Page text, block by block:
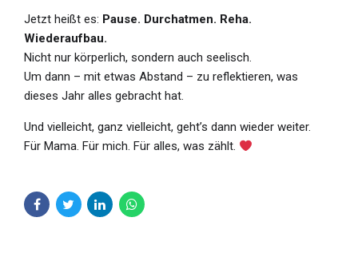
Jetzt heißt es: Pause. Durchatmen. Reha.
Wiederaufbau.
Nicht nur körperlich, sondern auch seelisch.
Um dann – mit etwas Abstand – zu reflektieren, was
dieses Jahr alles gebracht hat.
Und vielleicht, ganz vielleicht, geht’s dann wieder weiter.
Für Mama. Für mich. Für alles, was zählt.